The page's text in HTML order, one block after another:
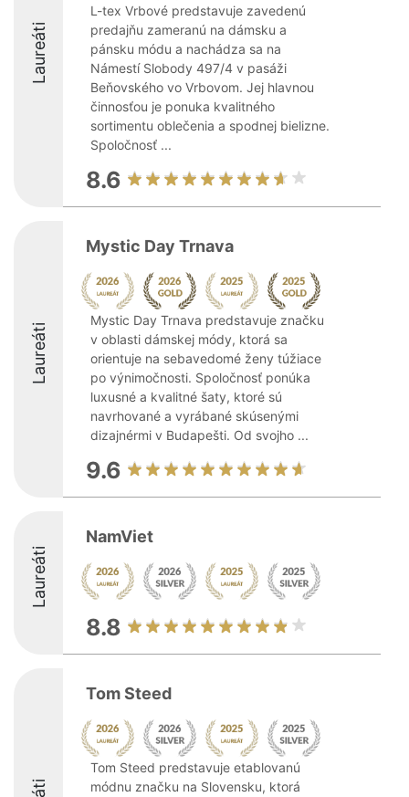
Laureáti
L-tex Vrbové predstavuje zavedenú
predajňu zameranú na dámsku a
pánsku módu a nachádza sa na
Námestí Slobody 497/4 v pasáži
Beňovského vo Vrbovom. Jej hlavnou
činnosťou je ponuka kvalitného
sortimentu oblečenia a spodnej bielizne.
Spoločnosť ...
8.6
Laureáti
Mystic Day Trnava
Mystic Day Trnava predstavuje značku
v oblasti dámskej módy, ktorá sa
orientuje na sebavedomé ženy túžiace
po výnimočnosti. Spoločnosť ponúka
luxusné a kvalitné šaty, ktoré sú
navrhované a vyrábané skúsenými
dizajnérmi v Budapešti. Od svojho ...
9.6
Laureáti
NamViet
8.8
Tom Steed
Tom Steed predstavuje etablovanú
módnu značku na Slovensku, ktorá